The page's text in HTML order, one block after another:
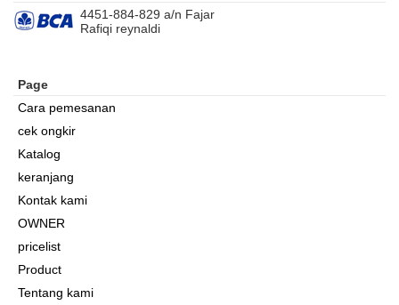
4451-884-829 a/n Fajar
Rafiqi reynaldi
Page
Cara pemesanan
cek ongkir
Katalog
keranjang
Kontak kami
OWNER
pricelist
Product
Tentang kami